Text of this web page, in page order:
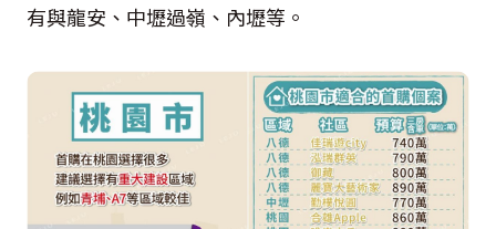
有與龍安、中壢過嶺、內壢等。